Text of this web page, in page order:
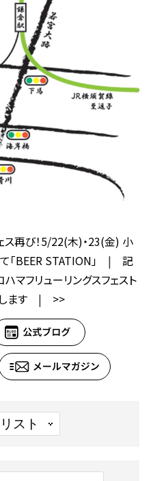
再び！5/22(木)・23(金) 小
BEER STATION」 | 記
マフリューリングスフェスト
ます| >>